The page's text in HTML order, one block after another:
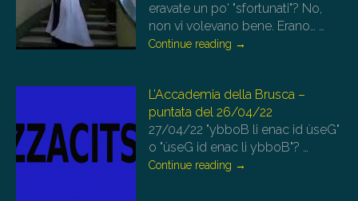
eravate un po' "sfortunati"? No,
non vi volevano bene. Erano… …
Continue reading →
L’Accademia della Brusca –
puntata del 26/04/22
27/04/22 "ybboB li enac id ùseG"
o "ùseG id enac li ybboB"? …
Continue reading →